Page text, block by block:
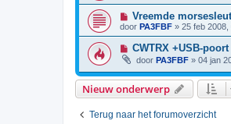
Vreemde
door PA3FBF » 25 feb 2008,
CWTRX +USB-poort
door PA3FBF » 04 jan
Nieuw onderwerp
Terug naar het forumoverzicht